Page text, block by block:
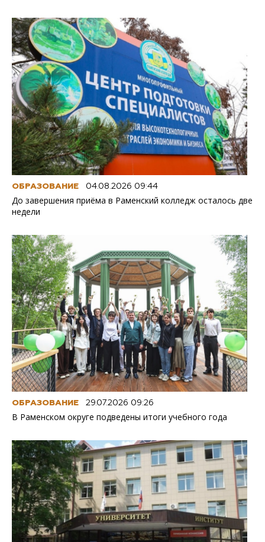
ОБРАЗОВАНИЕ 04.08.2026 09:44
До завершения приёма в Раменский колледж осталось две
недели
ОБРАЗОВАНИЕ 29.07.2026 09:26
В Раменском округе подведены итоги учебного года